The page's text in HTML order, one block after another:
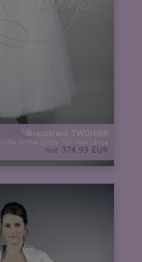
Brautkleid TW0168B
Größe Spitze Tüll Tee-Länge
nur 374,99 EUR